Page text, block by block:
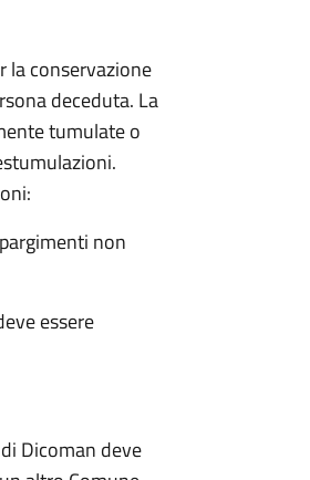
la conservazione
deceduta. La
tumulate o
non
essere
Dicoman deve